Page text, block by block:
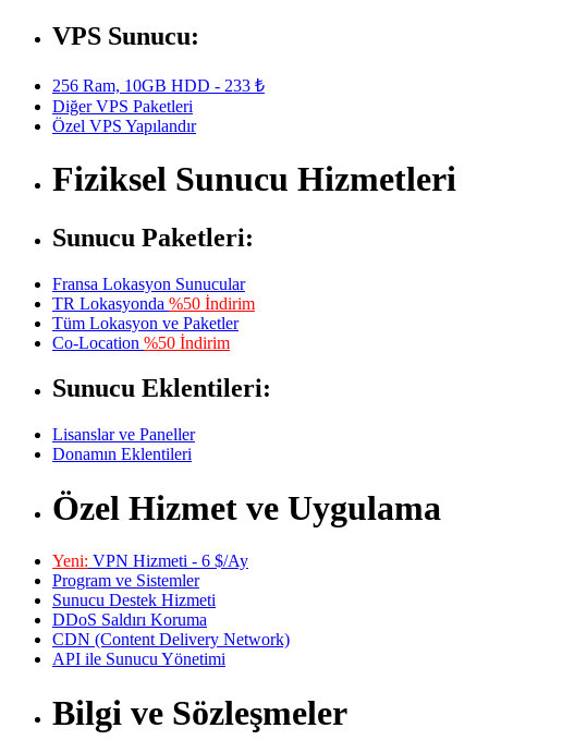
VPS Sunucu:
256 Ram, 10GB HDD - 233 ₺
Diğer VPS Paketleri
Özel VPS Yapılandır
Fiziksel Sunucu Hizmetleri
Sunucu Paketleri:
Fransa Lokasyon Sunucular
TR Lokasyonda %50 İndirim
Tüm Lokasyon ve Paketler
Co-Location %50 İndirim
Sunucu Eklentileri:
Lisanslar ve Paneller
Donamın Eklentileri
Özel Hizmet ve Uygulama
Yeni: VPN Hizmeti - 6 $/Ay
Program ve Sistemler
Sunucu Destek Hizmeti
DDoS Saldırı Koruma
CDN (Content Delivery Network)
API ile Sunucu Yönetimi
Bilgi ve Sözleşmeler